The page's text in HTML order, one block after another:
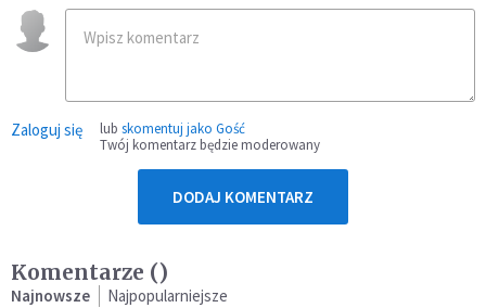
Zaloguj się lub skomentuj jako Gość
Twój komentarz będzie moderowany
DODAJ KOMENTARZ
Komentarze ()
Najnowsze Najpopularniejsze